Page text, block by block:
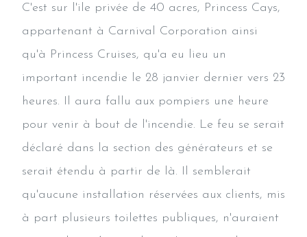
C'est sur l'ile privée de 40 acres, Princess Cays,
appartenant à Carnival Corporation ainsi
qu'à Princess Cruises, qu'a eu lieu un
important incendie le 28 janvier dernier vers 23
heures. Il aura fallu aux pompiers une heure
pour venir à bout de l'incendie. Le feu se serait
déclaré dans la section des générateurs et se
serait étendu à partir de là. Il semblerait
qu'aucune installation réservées aux clients, mis
à part plusieurs toilettes publiques, n'auraient